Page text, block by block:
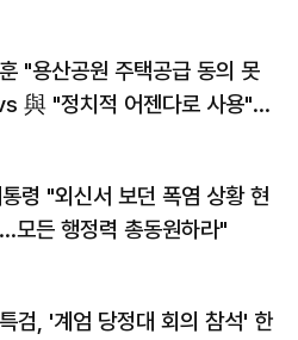
"용산공원 주택공급 동의 못
與 "정치적 어젠다로 사용"
령 "외신서 보던 폭염 상황 현
모든 행정력 총동원하라"
검, '계엄 당정대 회의 참석' 한